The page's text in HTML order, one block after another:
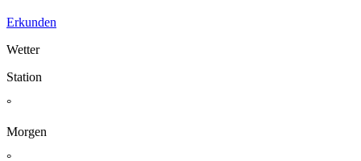
Erkunden
Wetter
Station
°
Morgen